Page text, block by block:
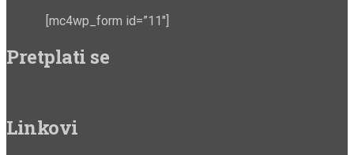
[mc4wp_form id=”11″]
Pretplati se
Linkovi